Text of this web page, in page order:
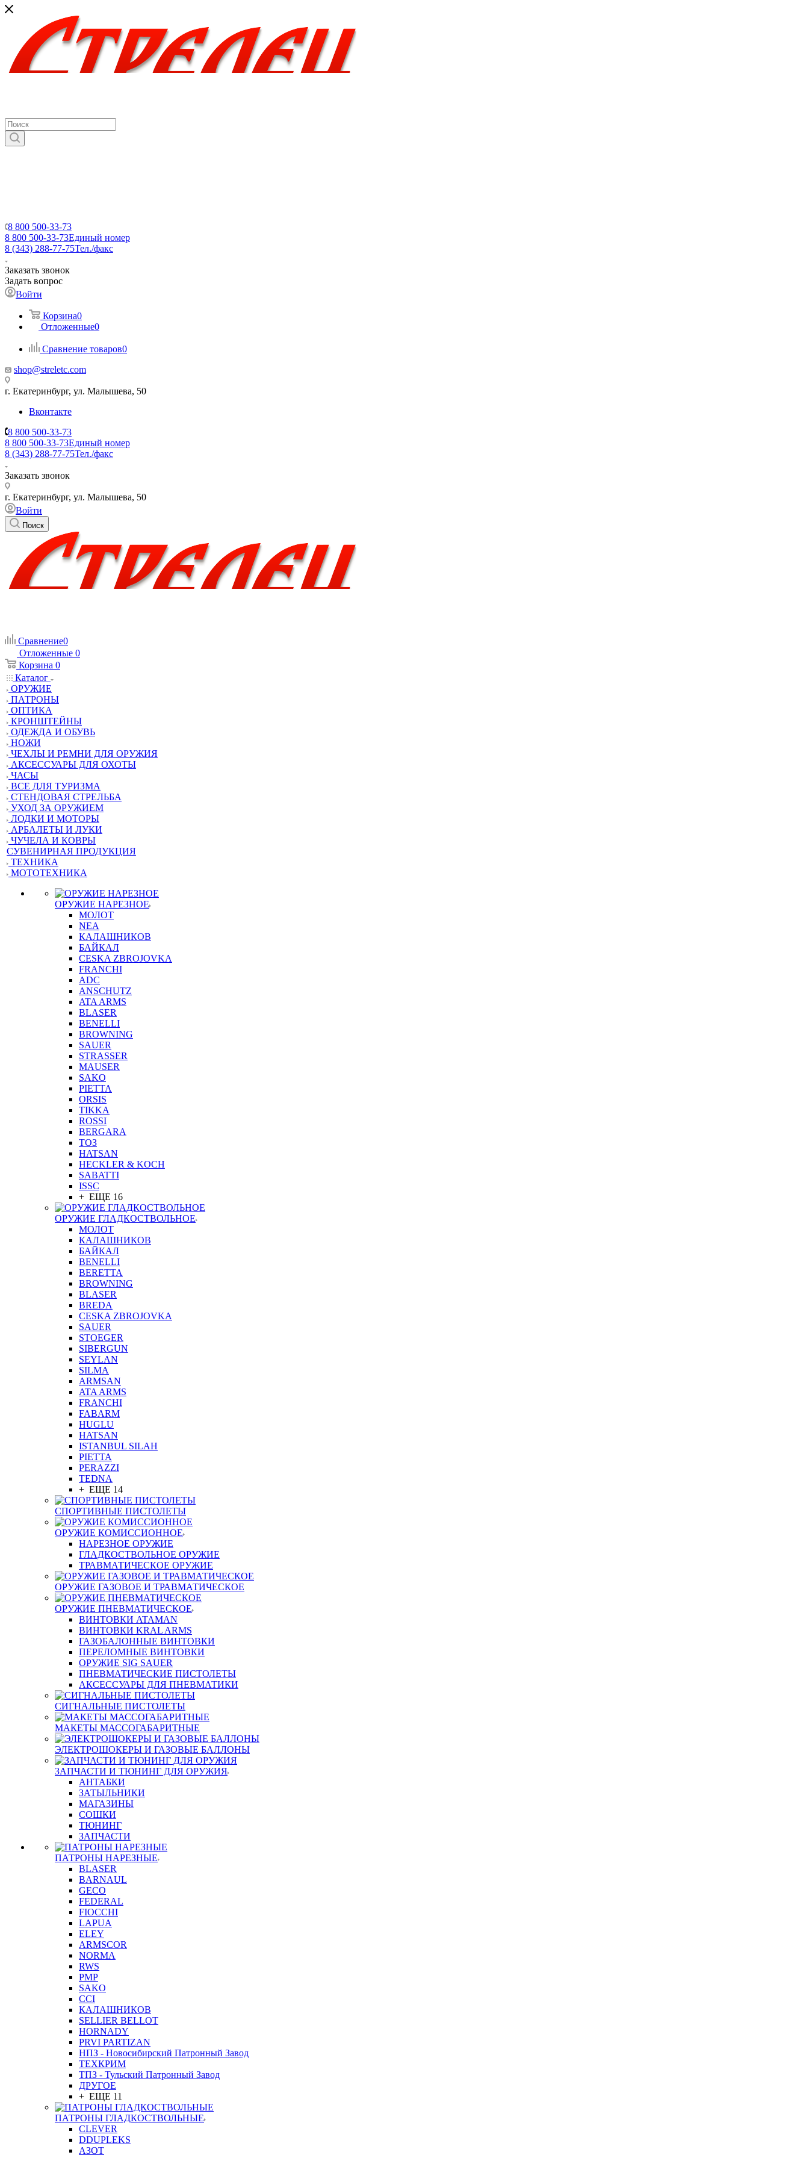
8 800 500-33-73
8 800 500-33-73Единый номер
8 (343) 288-77-75Тел./факс
Заказать звонок
Задать вопрос
Войти
Корзина0
Отложенные0
Сравнение товаров0
shop@streletc.com
г. Екатеринбург, ул. Малышева, 50
Вконтакте
8 800 500-33-73
8 800 500-33-73Единый номер
8 (343) 288-77-75Тел./факс
Заказать звонок
г. Екатеринбург, ул. Малышева, 50
Войти
Поиск
Сравнение0
Отложенные 0
Корзина 0
Каталог
ОРУЖИЕ
ПАТРОНЫ
ОПТИКА
КРОНШТЕЙНЫ
ОДЕЖДА И ОБУВЬ
НОЖИ
ЧЕХЛЫ И РЕМНИ ДЛЯ ОРУЖИЯ
АКСЕССУАРЫ ДЛЯ ОХОТЫ
ЧАСЫ
ВСЕ ДЛЯ ТУРИЗМА
СТЕНДОВАЯ СТРЕЛЬБА
УХОД ЗА ОРУЖИЕМ
ЛОДКИ И МОТОРЫ
АРБАЛЕТЫ И ЛУКИ
ЧУЧЕЛА И КОВРЫ
СУВЕНИРНАЯ ПРОДУКЦИЯ
ТЕХНИКА
МОТОТЕХНИКА
ОРУЖИЕ НАРЕЗНОЕ
МОЛОТ
NEA
КАЛАШНИКОВ
БАЙКАЛ
CESKA ZBROJOVKA
FRANCHI
ADC
ANSCHUTZ
ATA ARMS
BLASER
BENELLI
BROWNING
SAUER
STRASSER
MAUSER
SAKO
PIETTA
ORSIS
TIKKA
ROSSI
BERGARA
ТОЗ
HATSAN
HECKLER & KOCH
SABATTI
ISSC
+ ЕЩЕ 16
ОРУЖИЕ ГЛАДКОСТВОЛЬНОЕ
МОЛОТ
КАЛАШНИКОВ
БАЙКАЛ
BENELLI
BERETTA
BROWNING
BLASER
BREDA
CESKA ZBROJOVKA
SAUER
STOEGER
SIBERGUN
SEYLAN
SILMA
ARMSAN
ATA ARMS
FRANCHI
FABARM
HUGLU
HATSAN
ISTANBUL SILAH
PIETTA
PERAZZI
TEDNA
+ ЕЩЕ 14
СПОРТИВНЫЕ ПИСТОЛЕТЫ
ОРУЖИЕ КОМИССИОННОЕ
НАРЕЗНОЕ ОРУЖИЕ
ГЛАДКОСТВОЛЬНОЕ ОРУЖИЕ
ТРАВМАТИЧЕСКОЕ ОРУЖИЕ
ОРУЖИЕ ГАЗОВОЕ И ТРАВМАТИЧЕСКОЕ
ОРУЖИЕ ПНЕВМАТИЧЕСКОЕ
ВИНТОВКИ ATAMAN
ВИНТОВКИ KRAL ARMS
ГАЗОБАЛОННЫЕ ВИНТОВКИ
ПЕРЕЛОМНЫЕ ВИНТОВКИ
ОРУЖИЕ SIG SAUER
ПНЕВМАТИЧЕСКИЕ ПИСТОЛЕТЫ
АКСЕССУАРЫ ДЛЯ ПНЕВМАТИКИ
СИГНАЛЬНЫЕ ПИСТОЛЕТЫ
МАКЕТЫ МАССОГАБАРИТНЫЕ
ЭЛЕКТРОШОКЕРЫ И ГАЗОВЫЕ БАЛЛОНЫ
ЗАПЧАСТИ И ТЮНИНГ ДЛЯ ОРУЖИЯ
АНТАБКИ
ЗАТЫЛЬНИКИ
МАГАЗИНЫ
СОШКИ
ТЮНИНГ
ЗАПЧАСТИ
ПАТРОНЫ НАРЕЗНЫЕ
BLASER
BARNAUL
GEСO
FEDERAL
FIOCCHI
LAPUA
ELEY
ARMSCOR
NORMA
RWS
PMP
SAKO
CCI
КАЛАШНИКОВ
SELLIER BELLOT
HORNADY
PRVI PARTIZAN
НПЗ - Новосибирский Патронный Завод
ТЕХКРИМ
ТПЗ - Тульский Патронный Завод
ДРУГОЕ
+ ЕЩЕ 11
ПАТРОНЫ ГЛАДКОСТВОЛЬНЫЕ
CLEVER
DDUPLEKS
АЗОТ